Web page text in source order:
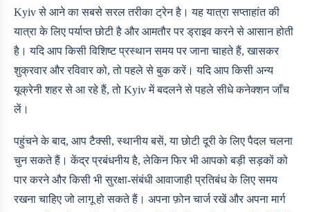
Kyiv से आने का सबसे सरल तरीका ट्रेन है। यह यात्रा सप्ताहांत की
यात्रा के लिए पर्याप्त छोटी है और आमतौर पर ड्राइव करने से आसान होती
है। यदि आप किसी विशिष्ट प्रस्थान समय पर जाना चाहते हैं, खासकर
शुक्रवार और रविवार को, तो पहले से बुक करें। यदि आप किसी अन्य
यूक्रेनी शहर से आ रहे हैं, तो Kyiv में बदलने से पहले सीधे कनेक्शन जाँच
लें।
पहुंचने के बाद, आप टैक्सी, स्थानीय बसें, या छोटी दूरी के लिए पैदल चलना
चुन सकते हैं। केंद्र प्रबंधनीय है, लेकिन फिर भी आपको बड़ी सड़कों को
पार करने और किसी भी सुरक्षा-संबंधी आवाजाही प्रतिबंध के लिए समय
रखना चाहिए जो लागू हो सकते हैं। अपना फ़ोन चार्ज रखें और अपना मार्ग